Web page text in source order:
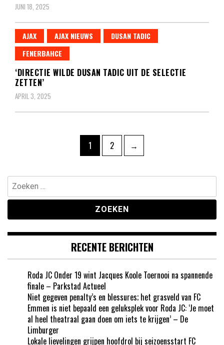
JUNI 18, 2025
AJAX AJAX NIEUWS
DUSAN TADIC
FENERBAHCE
‘DIRECTIE WILDE DUSAN TADIC UIT DE SELECTIE
ZETTEN’
APRIL 3, 2025
Pagina
1 Pagina
2 →
Zoeken
naar:
RECENTE BERICHTEN
Roda JC Onder 19 wint Jacques Koole Toernooi na spannende
finale – Parkstad Actueel
Niet gegeven penalty’s en blessures; het grasveld van FC
Emmen is niet bepaald een geluksplek voor Roda JC: ‘Je moet
al heel theatraal gaan doen om iets te krijgen’ – De
Limburger
Lokale lievelingen grijpen hoofdrol bij seizoensstart FC